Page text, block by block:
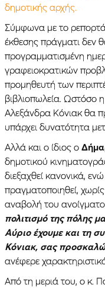
δημοτικής αρχής.
Σύμφωνα με το
έκθεσης πράγματι δεν
προγραμματισμένη
γραφειοκρατικών
προμηθευτή των
βιβλιοπωλεία. Ωστόσο
Αλεξάνδρα Κόνιακ θα
υπάρχει δυνατότητα
Αλλά και ο ίδιος ο
δημοτικού
διεξαχθεί κανονικά,
πραγματοποιηθεί,
αναβολή του
πολιτισμό της πόλης
Αύριο έχουμε και τη
Κόνιακ, σας
ανέφερε
Από τη μεριά του, ο κ.